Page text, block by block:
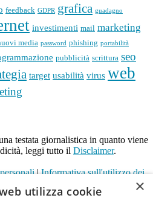
feedback GDPR grafica guadagno
investimenti mail marketing
media password phishing portabilità
pubblicità scrittura seo
target usabilità virus web
testata giornalistica in quanto viene
leggi tutto il Disclaimer.
|Informativa sull'utilizzo dei
×
utilizza cookie